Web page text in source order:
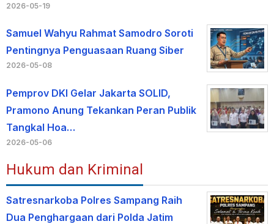
2026-05-19
Samuel Wahyu Rahmat Samodro Soroti
Pentingnya Penguasaan Ruang Siber
2026-05-08
Pemprov DKI Gelar Jakarta SOLID,
Pramono Anung Tekankan Peran Publik
Tangkal Hoa…
2026-05-06
Hukum dan Kriminal
Satresnarkoba Polres Sampang Raih
Dua Penghargaan dari Polda Jatim